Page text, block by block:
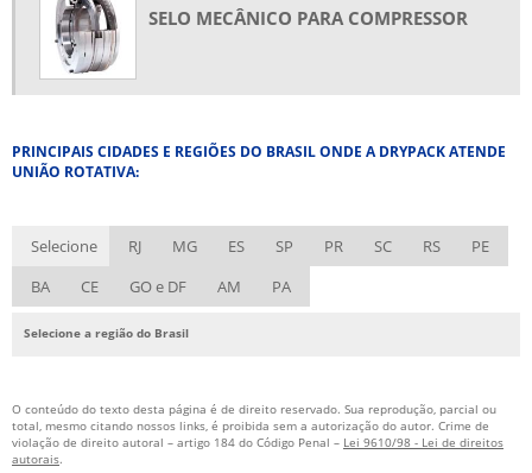
SELO MECÂNICO PARA COMPRESSOR
PRINCIPAIS CIDADES E REGIÕES DO BRASIL ONDE A DRYPACK ATENDE
UNIÃO ROTATIVA:
Selecione RJ MG ES SP PR SC RS
PE
BA
CE GO e DF AM PA
Selecione a região do Brasil
O conteúdo do texto desta página é de direito reservado. Sua reprodução, parcial ou
total, mesmo citando nossos links, é proibida sem a autorização do autor. Crime de
violação de direito autoral – artigo 184 do Código Penal – Lei 9610/98 - Lei de direitos
autorais.